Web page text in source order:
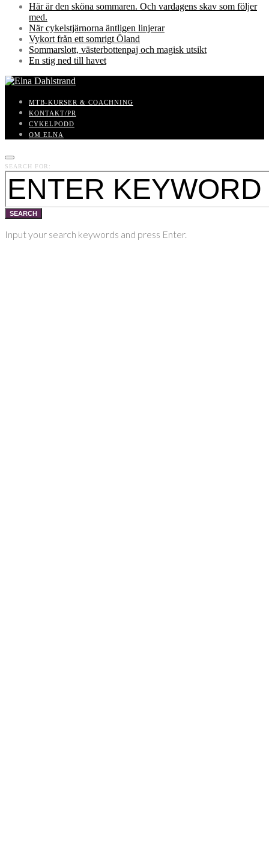
Här är den sköna sommaren. Och vardagens skav som följer
med.
När cykelstjärnorna äntligen linjerar
Vykort från ett somrigt Öland
Sommarslott, västerbottenpaj och magisk utsikt
En stig ned till havet
MTB-KURSER & COACHNING
KONTAKT/PR
CYKELPODD
OM ELNA
SEARCH FOR:
SEARCH
Input your search keywords and press Enter.